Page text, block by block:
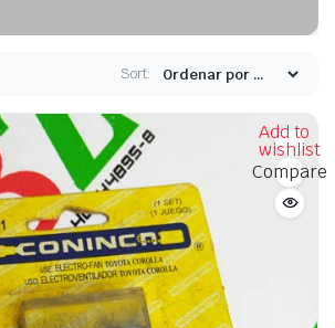
Sort:
Add to
wishlist
Compare